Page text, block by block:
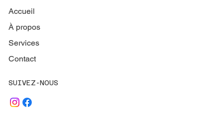
Accueil
À propos
Services
Contact
SUIVEZ-NOUS